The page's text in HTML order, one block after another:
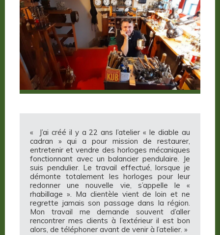
« J’ai créé il y a 22 ans l’atelier « le diable au
cadran » qui a pour mission de restaurer,
entretenir et vendre des horloges mécaniques
fonctionnant avec un balancier pendulaire. Je
suis pendulier. Le travail effectué, lorsque je
démonte totalement les horloges pour leur
redonner une nouvelle vie, s’appelle le «
rhabillage ». Ma clientèle vient de loin et ne
regrette jamais son passage dans la région.
Mon travail me demande souvent d’aller
rencontrer mes clients à l’extérieur il est bon
alors, de téléphoner avant de venir à l’atelier. »